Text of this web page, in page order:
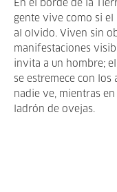
En el borde de la
gente vive como si el
al olvido. Viven sin
manifestaciones
invita a un hombre;
se estremece con los
nadie ve, mientras
ladrón de ovejas.